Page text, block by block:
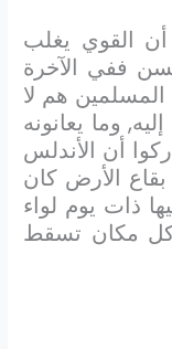
القوي يغلب
ففي الآخرة
المسلمين هم لا
وما يعانونه
أن الأندلس
الأرض كان
ذات يوم لواء
مكان تسقط